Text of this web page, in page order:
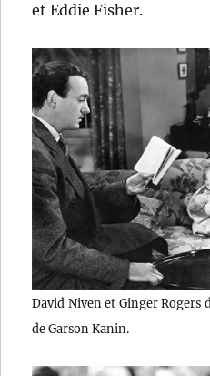
et Eddie Fisher.
David Niven et Ginger Rogers
de Garson Kanin.